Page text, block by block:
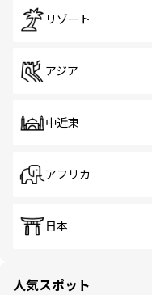
リゾート
アジア
中近東
アフリカ
日本
人気スポット